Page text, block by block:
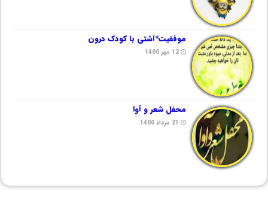
موفقیت*آشتی با کودک درون
12 مهر 1400
محفل شعر و آوا
21 مرداد 1400